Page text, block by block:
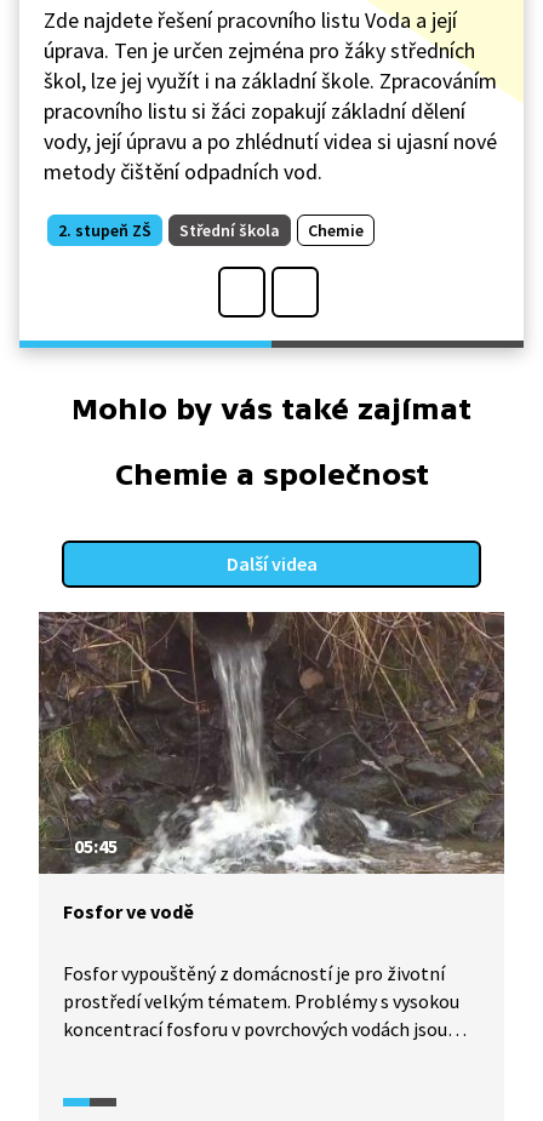
Zde najdete řešení pracovního listu Voda a její
úprava. Ten je určen zejména pro žáky středních
škol, lze jej využít i na základní škole. Zpracováním
pracovního listu si žáci zopakují základní dělení
vody, její úpravu a po zhlédnutí videa si ujasní nové
metody čištění odpadních vod.
2. stupeň ZŠ Střední škola Chemie
Mohlo by vás také zajímat
Chemie a společnost
Další videa
05:45
Fosfor ve vodě
Fosfor vypouštěný z domácností je pro životní
prostředí velkým tématem. Problémy s vysokou
koncentrací fosforu v povrchových vodách jsou
kyslíkového deficitu, jsou každoroční realitou.